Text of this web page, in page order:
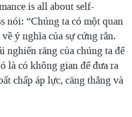
is all about self-
nói: “Chúng ta có một quan
ý nghĩa của sự cứng rắn.
nghiến răng của chúng ta để
là có không gian để đưa ra
chấp áp lực, căng thẳng và